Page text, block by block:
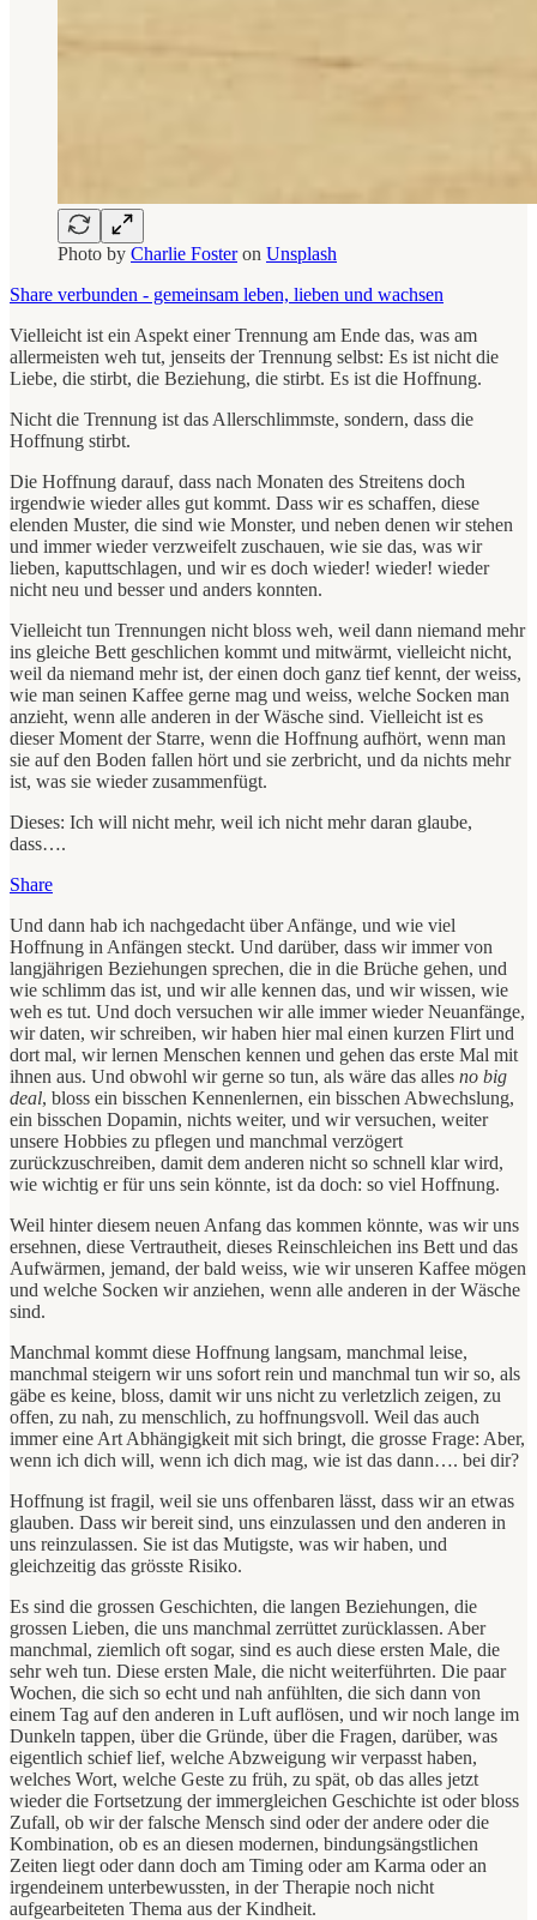
Photo by Charlie Fosteron Unsplash
Share verbunden - gemeinsam leben, lieben und wachsen
Vielleicht ist ein Aspekt einer Trennung am Ende das, was am
allermeisten weh tut, jenseits der Trennung selbst: Es ist nicht die
Liebe, die stirbt, die Beziehung, die stirbt. Es ist die Hoffnung.
Nicht die Trennung ist das Allerschlimmste, sondern, dass die
Hoffnung stirbt.
Die Hoffnung darauf, dass nach Monaten des Streitens doch
irgendwie wieder alles gut kommt. Dass wir es schaffen, diese
elenden Muster, die sind wie Monster, und neben denen wir stehen
und immer wieder verzweifelt zuschauen, wie sie das, was wir
lieben, kaputtschlagen, und wir es doch wieder! wieder! wieder
nicht neu und besser und anders konnten.
Vielleicht tun Trennungen nicht bloss weh, weil dann niemand mehr
ins gleiche Bett geschlichen kommt und mitwärmt, vielleicht nicht,
weil da niemand mehr ist, der einen doch ganz tief kennt, der weiss,
wie man seinen Kaffee gerne mag und weiss, welche Socken man
anzieht, wenn alle anderen in der Wäsche sind. Vielleicht ist es
dieser Moment der Starre, wenn die Hoffnung aufhört, wenn man
sie auf den Boden fallen hört und sie zerbricht, und da nichts mehr
ist, was sie wieder zusammenfügt.
Dieses: Ich will nicht mehr, weil ich nicht mehr daran glaube,
dass….
Share
Und dann hab ich nachgedacht über Anfänge, und wie viel
Hoffnung in Anfängen steckt. Und darüber, dass wir immer von
langjährigen Beziehungen sprechen, die in die Brüche gehen, und
wie schlimm das ist, und wir alle kennen das, und wir wissen, wie
weh es tut. Und doch versuchen wir alle immer wieder Neuanfänge,
wir daten, wir schreiben, wir haben hier mal einen kurzen Flirt und
dort mal, wir lernen Menschen kennen und gehen das erste Mal mit
ihnen aus. Und obwohl wir gerne so tun, als wäre das alles no big
deal, bloss ein bisschen Kennenlernen, ein bisschen Abwechslung,
ein bisschen Dopamin, nichts weiter, und wir versuchen, weiter
unsere Hobbies zu pflegen und manchmal verzögert
zurückzuschreiben, damit dem anderen nicht so schnell klar wird,
wie wichtig er für uns sein könnte, ist da doch: so viel Hoffnung.
Weil hinter diesem neuen Anfang das kommen könnte, was wir uns
ersehnen, diese Vertrautheit, dieses Reinschleichen ins Bett und das
Aufwärmen, jemand, der bald weiss, wie wir unseren Kaffee mögen
und welche Socken wir anziehen, wenn alle anderen in der Wäsche
sind.
Manchmal kommt diese Hoffnung langsam, manchmal leise,
manchmal steigern wir uns sofort rein und manchmal tun wir so, als
gäbe es keine, bloss, damit wir uns nicht zu verletzlich zeigen, zu
offen, zu nah, zu menschlich, zu hoffnungsvoll. Weil das auch
immer eine Art Abhängigkeit mit sich bringt, die grosse Frage: Aber,
wenn ich dich will, wenn ich dich mag, wie ist das dann…. bei dir?
Hoffnung ist fragil, weil sie uns offenbaren lässt, dass wir an etwas
glauben. Dass wir bereit sind, uns einzulassen und den anderen in
uns reinzulassen. Sie ist das Mutigste, was wir haben, und
gleichzeitig das grösste Risiko.
Es sind die grossen Geschichten, die langen Beziehungen, die
grossen Lieben, die uns manchmal zerrüttet zurücklassen. Aber
manchmal, ziemlich oft sogar, sind es auch diese ersten Male, die
sehr weh tun. Diese ersten Male, die nicht weiterführten. Die paar
Wochen, die sich so echt und nah anfühlten, die sich dann von
einem Tag auf den anderen in Luft auflösen, und wir noch lange im
Dunkeln tappen, über die Gründe, über die Fragen, darüber, was
eigentlich schief lief, welche Abzweigung wir verpasst haben,
welches Wort, welche Geste zu früh, zu spät, ob das alles jetzt
wieder die Fortsetzung der immergleichen Geschichte ist oder bloss
Zufall, ob wir der falsche Mensch sind oder der andere oder die
Kombination, ob es an diesen modernen, bindungsängstlichen
Zeiten liegt oder dann doch am Timing oder am Karma oder an
irgendeinem unterbewussten, in der Therapie noch nicht
aufgearbeiteten Thema aus der Kindheit.